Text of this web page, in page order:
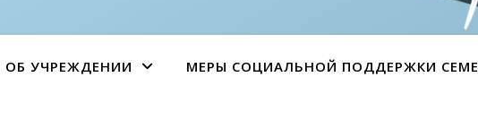
ОБ УЧРЕЖДЕНИИ МЕРЫ СОЦИАЛЬНОЙ ПОДДЕРЖКИ